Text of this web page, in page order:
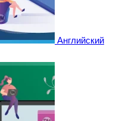
Английский